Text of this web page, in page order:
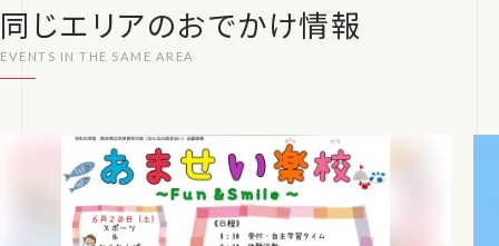
同じエリアのおでかけ情報